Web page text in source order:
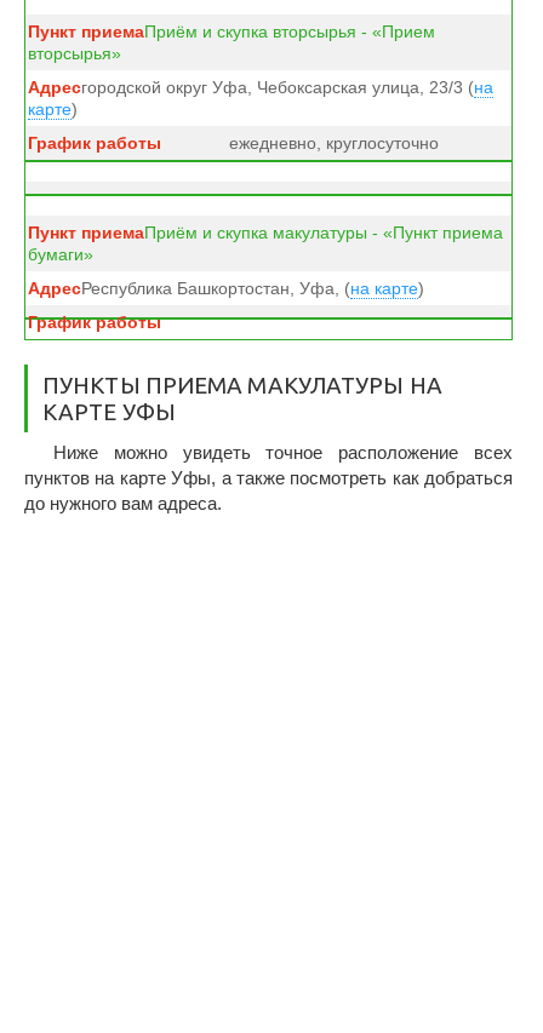
Приём и скупка вторсырья - «Прием
вторсырья»
городской округ Уфа, Чебоксарская улица, 23/3 (на
карте)
ежедневно, круглосуточно
Приём и скупка макулатуры - «Пункт приема
бумаги»
Республика Башкортостан, Уфа, (на карте)
ПУНКТЫ ПРИЕМА МАКУЛАТУРЫ НА
КАРТЕ УФЫ
Ниже можно увидеть точное расположение всех
пунктов на карте Уфы, а также посмотреть как добраться
до нужного вам адреса.